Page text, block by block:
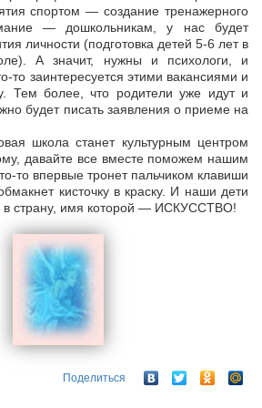
спортом — создание тренажерного
— дошкольникам, у нас будет
личности (подготовка детей 5-6 лет в
А значит, нужны и психологи, и
то заинтересуется этими вакансиями и
Тем более, что родители уже идут и
будет писать заявления о приеме на
школа станет культурным центром
давайте все вместе поможем нашим
то впервые тронет пальчиком клавиши
кисточку в краску. И наши дети
в страну, имя которой — ИСКУССТВО!
Поделиться